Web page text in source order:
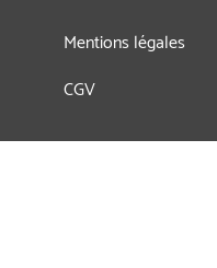
Mentions légales
CGV